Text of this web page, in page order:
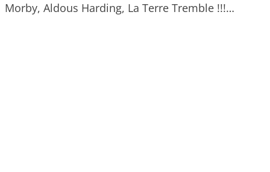
Morby, Aldous Harding, La Terre Tremble !!!…